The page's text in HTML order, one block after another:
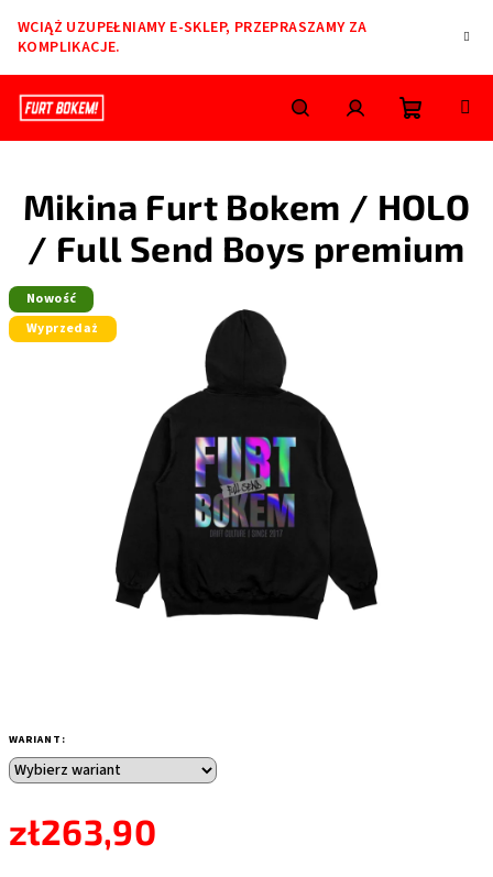
treści
WCIĄŻ UZUPEŁNIAMY E-SKLEP, PRZEPRASZAMY ZA
KOMPLIKACJE.
SzukajZaloguj
się
Koszyk
WARIANT:
zł263,90
Mikina Furt Bokem / HOLO
/ Full Send Boys premium
Nowość
Wyprzedaż